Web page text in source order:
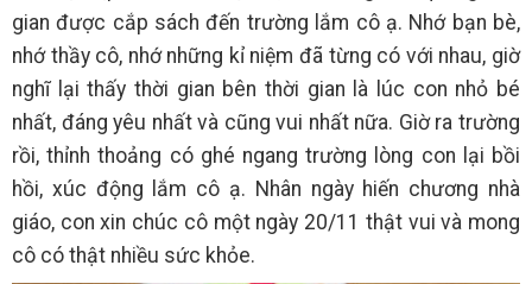
gian được cắp sách đến trường lắm cô ạ. Nhớ bạn bè,
nhớ thầy cô, nhớ những kỉ niệm đã từng có với nhau, giờ
nghĩ lại thấy thời gian bên thời gian là lúc con nhỏ bé
nhất, đáng yêu nhất và cũng vui nhất nữa. Giờ ra trường
rồi, thỉnh thoảng có ghé ngang trường lòng con lại bồi
hồi, xúc động lắm cô ạ. Nhân ngày hiến chương nhà
giáo, con xin chúc cô một ngày 20/11 thật vui và mong
cô có thật nhiều sức khỏe.